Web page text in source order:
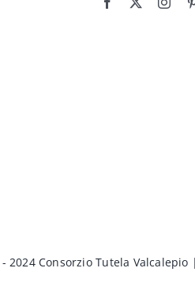
2024 Consorzio Tutela